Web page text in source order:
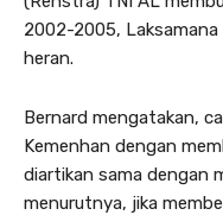
2002-2005,
heran.
Bernard mengatakan,
Kemenhan dengan
diartikan sama dengan
menurutnya, jika